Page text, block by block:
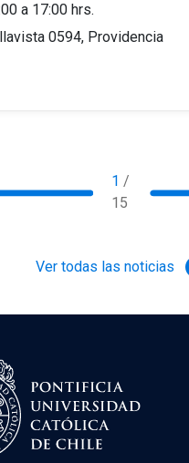
a 17:00 hrs.
0594, Providencia
1 /
15
Ver todas las noticias